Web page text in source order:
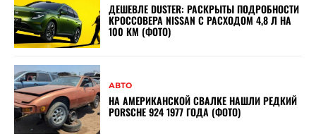
ДЕШЕВЛЕ DUSTER: РАСКРЫТЫ ПОДРОБНОСТИ
КРОССОВЕРА NISSAN С РАСХОДОМ 4,8 Л НА
100 КМ (ФОТО)
АВТО
НА АМЕРИКАНСКОЙ СВАЛКЕ НАШЛИ РЕДКИЙ
PORSCHE 924 1977 ГОДА (ФОТО)